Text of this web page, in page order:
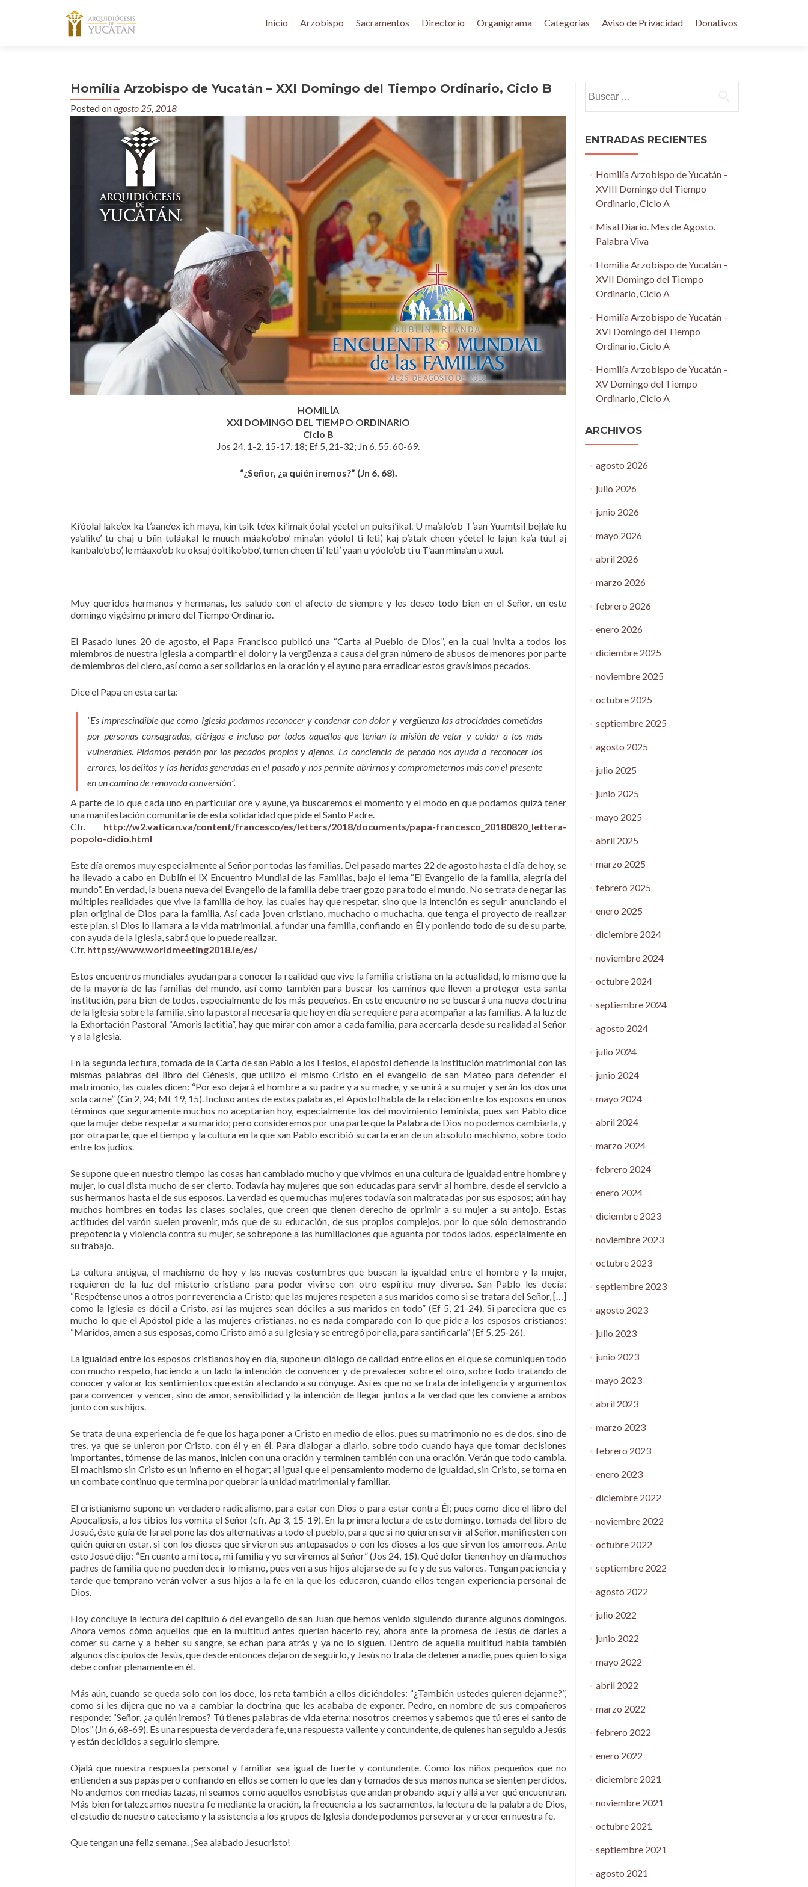
Inicio Arzobispo Sacramentos Directorio Organigrama Categorias Aviso de Privacidad Donativos
Homilía Arzobispo de Yucatán – XXI Domingo del Tiempo Ordinario, Ciclo B
Posted onagosto 25, 2018
HOMILÍA
XXI DOMINGO DEL TIEMPO ORDINARIO
Ciclo B
Jos 24, 1-2. 15-17. 18; Ef 5, 21-32; Jn 6, 55. 60-69.
“¿Señor, ¿a quién iremos?” (Jn 6, 68).
Ki’óolal lake’ex ka t’aane’ex ich maya, kin tsik te’ex ki’imak óolal yéetel un puksi’ikal. U ma’alo’ob T’aan Yuumtsil bejla’e ku
ya’alike’ tu chaj u bíin tuláakal le muuch máako’obo’ mina’an yóolol ti leti’, kaj p’atak cheen yéetel le lajun ka’a túul aj
kanbalo’obo’, le máaxo’ob ku oksaj óoltiko’obo’, tumen cheen ti’ leti’ yaan u yóolo’ob ti u T’aan mina’an u xuul.
Muy queridos hermanos y hermanas, les saludo con el afecto de siempre y les deseo todo bien en el Señor, en este
domingo vigésimo primero del Tiempo Ordinario.
El Pasado lunes 20 de agosto, el Papa Francisco publicó una “Carta al Pueblo de Dios”, en la cual invita a todos los
miembros de nuestra Iglesia a compartir el dolor y la vergüenza a causa del gran número de abusos de menores por parte
de miembros del clero, así como a ser solidarios en la oración y el ayuno para erradicar estos gravísimos pecados.
Dice el Papa en esta carta:
“Es imprescindible que como Iglesia podamos reconocer y condenar con dolor y vergüenza las atrocidades cometidas
por personas consagradas, clérigos e incluso por todos aquellos que tenían la misión de velar y cuidar a los más
vulnerables. Pidamos perdón por los pecados propios y ajenos. La conciencia de pecado nos ayuda a reconocer los
errores, los delitos y las heridas generadas en el pasado y nos permite abrirnos y comprometernos más con el presente
en un camino de renovada conversión”.
A parte de lo que cada uno en particular ore y ayune, ya buscaremos el momento y el modo en que podamos quizá tener
una manifestación comunitaria de esta solidaridad que pide el Santo Padre.
Cfr.
http://w2.vatican.va/content/francesco/es/letters/2018/documents/papa-francesco_20180820_lettera-
popolo-didio.html
Este día oremos muy especialmente al Señor por todas las familias. Del pasado martes 22 de agosto hasta el día de hoy, se
ha llevado a cabo en Dublín el IX Encuentro Mundial de las Familias, bajo el lema “El Evangelio de la familia, alegría del
mundo”. En verdad, la buena nueva del Evangelio de la familia debe traer gozo para todo el mundo. No se trata de negar las
múltiples realidades que vive la familia de hoy, las cuales hay que respetar, sino que la intención es seguir anunciando el
plan original de Dios para la familia. Así cada joven cristiano, muchacho o muchacha, que tenga el proyecto de realizar
este plan, si Dios lo llamara a la vida matrimonial, a fundar una familia, confiando en Él y poniendo todo de su de su parte,
con ayuda de la Iglesia, sabrá que lo puede realizar.
Cfr. https://www.worldmeeting2018.ie/es/
Estos encuentros mundiales ayudan para conocer la realidad que vive la familia cristiana en la actualidad, lo mismo que la
de la mayoría de las familias del mundo, así como también para buscar los caminos que lleven a proteger esta santa
institución, para bien de todos, especialmente de los más pequeños. En este encuentro no se buscará una nueva doctrina
de la Iglesia sobre la familia, sino la pastoral necesaria que hoy en día se requiere para acompañar a las familias. A la luz de
la Exhortación Pastoral “Amoris laetitia”, hay que mirar con amor a cada familia, para acercarla desde su realidad al Señor
y a la Iglesia.
En la segunda lectura, tomada de la Carta de san Pablo a los Efesios, el apóstol defiende la institución matrimonial con las
mismas palabras del libro del Génesis, que utilizó el mismo Cristo en el evangelio de san Mateo para defender el
matrimonio, las cuales dicen: “Por eso dejará el hombre a su padre y a su madre, y se unirá a su mujer y serán los dos una
sola carne” (Gn 2, 24; Mt 19, 15). Incluso antes de estas palabras, el Apóstol habla de la relación entre los esposos en unos
términos que seguramente muchos no aceptarían hoy, especialmente los del movimiento feminista, pues san Pablo dice
que la mujer debe respetar a su marido; pero consideremos por una parte que la Palabra de Dios no podemos cambiarla, y
por otra parte, que el tiempo y la cultura en la que san Pablo escribió su carta eran de un absoluto machismo, sobre todo
entre los judíos.
Se supone que en nuestro tiempo las cosas han cambiado mucho y que vivimos en una cultura de igualdad entre hombre y
mujer, lo cual dista mucho de ser cierto. Todavía hay mujeres que son educadas para servir al hombre, desde el servicio a
sus hermanos hasta el de sus esposos. La verdad es que muchas mujeres todavía son maltratadas por sus esposos; aún hay
muchos hombres en todas las clases sociales, que creen que tienen derecho de oprimir a su mujer a su antojo. Estas
actitudes del varón suelen provenir, más que de su educación, de sus propios complejos, por lo que sólo demostrando
prepotencia y violencia contra su mujer, se sobrepone a las humillaciones que aguanta por todos lados, especialmente en
su trabajo.
La cultura antigua, el machismo de hoy y las nuevas costumbres que buscan la igualdad entre el hombre y la mujer,
requieren de la luz del misterio cristiano para poder vivirse con otro espíritu muy diverso. San Pablo les decía:
“Respétense unos a otros por reverencia a Cristo: que las mujeres respeten a sus maridos como si se tratara del Señor, […]
como la Iglesia es dócil a Cristo, así las mujeres sean dóciles a sus maridos en todo” (Ef 5, 21-24). Si pareciera que es
mucho lo que el Apóstol pide a las mujeres cristianas, no es nada comparado con lo que pide a los esposos cristianos:
“Maridos, amen a sus esposas, como Cristo amó a su Iglesia y se entregó por ella, para santificarla” (Ef 5, 25-26).
La igualdad entre los esposos cristianos hoy en día, supone un diálogo de calidad entre ellos en el que se comuniquen todo
con mucho respeto, haciendo a un lado la intención de convencer y de prevalecer sobre el otro, sobre todo tratando de
conocer y valorar los sentimientos que están afectando a su cónyuge. Así es que no se trata de inteligencia y argumentos
para convencer y vencer, sino de amor, sensibilidad y la intención de llegar juntos a la verdad que les conviene a ambos
junto con sus hijos.
Se trata de una experiencia de fe que los haga poner a Cristo en medio de ellos, pues su matrimonio no es de dos, sino de
tres, ya que se unieron por Cristo, con él y en él. Para dialogar a diario, sobre todo cuando haya que tomar decisiones
importantes, tómense de las manos, inicien con una oración y terminen también con una oración. Verán que todo cambia.
El machismo sin Cristo es un infierno en el hogar; al igual que el pensamiento moderno de igualdad, sin Cristo, se torna en
un combate continuo que termina por quebrar la unidad matrimonial y familiar.
El cristianismo supone un verdadero radicalismo, para estar con Dios o para estar contra Él; pues como dice el libro del
Apocalipsis, a los tibios los vomita el Señor (cfr. Ap 3, 15-19). En la primera lectura de este domingo, tomada del libro de
Josué, éste guía de Israel pone las dos alternativas a todo el pueblo, para que si no quieren servir al Señor, manifiesten con
quién quieren estar, si con los dioses que sirvieron sus antepasados o con los dioses a los que sirven los amorreos. Ante
esto Josué dijo: “En cuanto a mí toca, mi familia y yo serviremos al Señor” (Jos 24, 15). Qué dolor tienen hoy en día muchos
padres de familia que no pueden decir lo mismo, pues ven a sus hijos alejarse de su fe y de sus valores. Tengan paciencia y
tarde que temprano verán volver a sus hijos a la fe en la que los educaron, cuando ellos tengan experiencia personal de
Dios.
Hoy concluye la lectura del capítulo 6 del evangelio de san Juan que hemos venido siguiendo durante algunos domingos.
Ahora vemos cómo aquellos que en la multitud antes querían hacerlo rey, ahora ante la promesa de Jesús de darles a
comer su carne y a beber su sangre, se echan para atrás y ya no lo siguen. Dentro de aquella multitud había también
algunos discípulos de Jesús, que desde entonces dejaron de seguirlo, y Jesús no trata de detener a nadie, pues quien lo siga
debe confiar plenamente en él.
Más aún, cuando se queda solo con los doce, los reta también a ellos diciéndoles: “¿También ustedes quieren dejarme?”,
como si les dijera que no va a cambiar la doctrina que les acababa de exponer. Pedro, en nombre de sus compañeros
responde: “Señor, ¿a quién iremos? Tú tienes palabras de vida eterna; nosotros creemos y sabemos que tú eres el santo de
Dios” (Jn 6, 68-69). Es una respuesta de verdadera fe, una respuesta valiente y contundente, de quienes han seguido a Jesús
y están decididos a seguirlo siempre.
Ojalá que nuestra respuesta personal y familiar sea igual de fuerte y contundente. Como los niños pequeños que no
entienden a sus papás pero confiando en ellos se comen lo que les dan y tomados de sus manos nunca se sienten perdidos.
No andemos con medias tazas, ni seamos como aquellos esnobistas que andan probando aquí y allá a ver qué encuentran.
Más bien fortalezcamos nuestra fe mediante la oración, la frecuencia a los sacramentos, la lectura de la palabra de Dios,
el estudio de nuestro catecismo y la asistencia a los grupos de Iglesia donde podemos perseverar y crecer en nuestra fe.
Que tengan una feliz semana. ¡Sea alabado Jesucristo!
ENTRADAS RECIENTES
Homilía Arzobispo de Yucatán –
XVIII Domingo del Tiempo
Ordinario, Ciclo A
Misal Diario. Mes de Agosto.
Palabra Viva
Homilía Arzobispo de Yucatán –
XVII Domingo del Tiempo
Ordinario, Ciclo A
Homilía Arzobispo de Yucatán –
XVI Domingo del Tiempo
Ordinario, Ciclo A
Homilía Arzobispo de Yucatán –
XV Domingo del Tiempo
Ordinario, Ciclo A
ARCHIVOS
agosto 2026
julio 2026
junio 2026
mayo 2026
abril 2026
marzo 2026
febrero 2026
enero 2026
diciembre 2025
noviembre 2025
octubre 2025
septiembre 2025
agosto 2025
julio 2025
junio 2025
mayo 2025
abril 2025
marzo 2025
febrero 2025
enero 2025
diciembre 2024
noviembre 2024
octubre 2024
septiembre 2024
agosto 2024
julio 2024
junio 2024
mayo 2024
abril 2024
marzo 2024
febrero 2024
enero 2024
diciembre 2023
noviembre 2023
octubre 2023
septiembre 2023
agosto 2023
julio 2023
junio 2023
mayo 2023
abril 2023
marzo 2023
febrero 2023
enero 2023
diciembre 2022
noviembre 2022
octubre 2022
septiembre 2022
agosto 2022
julio 2022
junio 2022
mayo 2022
abril 2022
marzo 2022
febrero 2022
enero 2022
diciembre 2021
noviembre 2021
octubre 2021
septiembre 2021
agosto 2021